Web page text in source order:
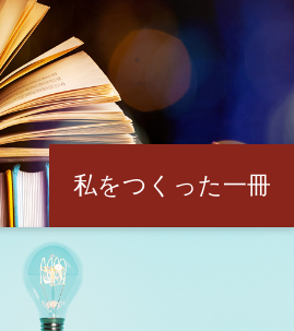
私をつくった一冊